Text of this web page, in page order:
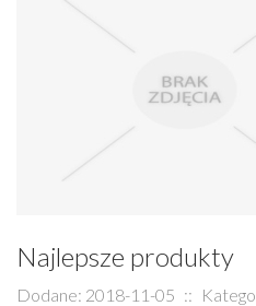
Najlepsze produkty
Dodane: 2018-11-05 ::